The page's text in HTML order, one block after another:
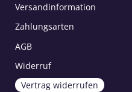
Versandinformation
Zahlungsarten
AGB
Widerruf
Vertrag widerrufen